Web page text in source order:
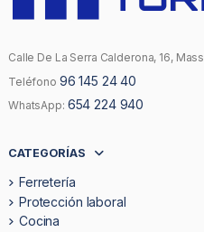
Calle De La Serra Calderona, 16,
Teléfono 96 145 24 40
WhatsApp: 654 224 940
CATEGORÍAS
Ferretería
Protección laboral
Cocina